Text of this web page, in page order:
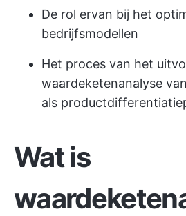
De rol ervan bij het
bedrijfsmodellen
Het proces van het
waardeketenanalyse
als
Wat is